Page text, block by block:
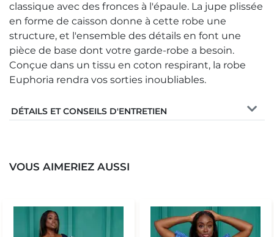
classique avec des fronces à l'épaule. La jupe plissée
en forme de caisson donne à cette robe une
structure, et l'ensemble des détails en font une
pièce de base dont votre garde-robe a besoin.
Conçue dans un tissu en coton respirant, la robe
Euphoria rendra vos sorties inoubliables.
DÉTAILS ET CONSEILS D'ENTRETIEN
VOUS AIMERIEZ AUSSI